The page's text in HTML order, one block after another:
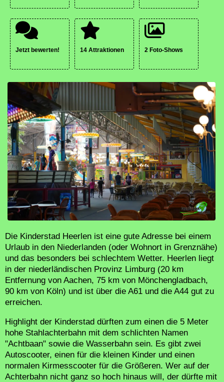
Jetzt bewerten! 14 Attraktionen 2 Foto-Shows
Die Kinderstad Heerlen ist eine gute Adresse bei einem
Urlaub in den Niederlanden (oder Wohnort in Grenznähe)
und das besonders bei schlechtem Wetter. Heerlen liegt
in der niederländischen Provinz Limburg (20 km
Entfernung von Aachen, 75 km von Mönchengladbach,
90 km von Köln) und ist über die A61 und die A44 gut zu
erreichen.
Highlight der Kinderstad dürften zum einen die 5 Meter
hohe Stahlachterbahn mit dem schlichten Namen
"Achtbaan" sowie die Wasserbahn sein. Es gibt zwei
Autoscooter, einen für die kleinen Kinder und einen
normalen Kirmesscooter für die Größeren. Wer auf der
Achterbahn nicht ganz so hoch hinaus will, der dürfte mit